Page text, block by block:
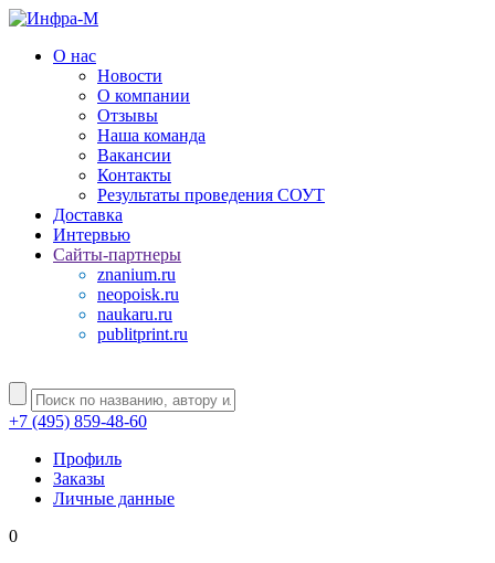
О нас
Новости
О компании
Отзывы
Наша команда
Вакансии
Контакты
Результаты проведения СОУТ
Доставка
Интервью
Сайты-партнеры
znanium.ru
neopoisk.ru
naukaru.ru
publitprint.ru
+7 (495) 859-48-60
Профиль
Заказы
Личные данные
0